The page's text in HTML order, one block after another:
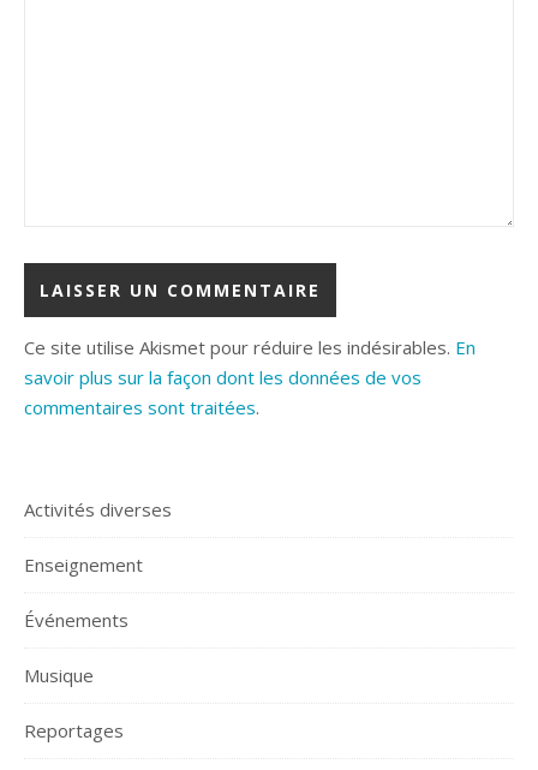
Ce site utilise Akismet pour réduire les indésirables. En
savoir plus sur la façon dont les données de vos
commentaires sont traitées.
Activités diverses
Enseignement
Événements
Musique
Reportages